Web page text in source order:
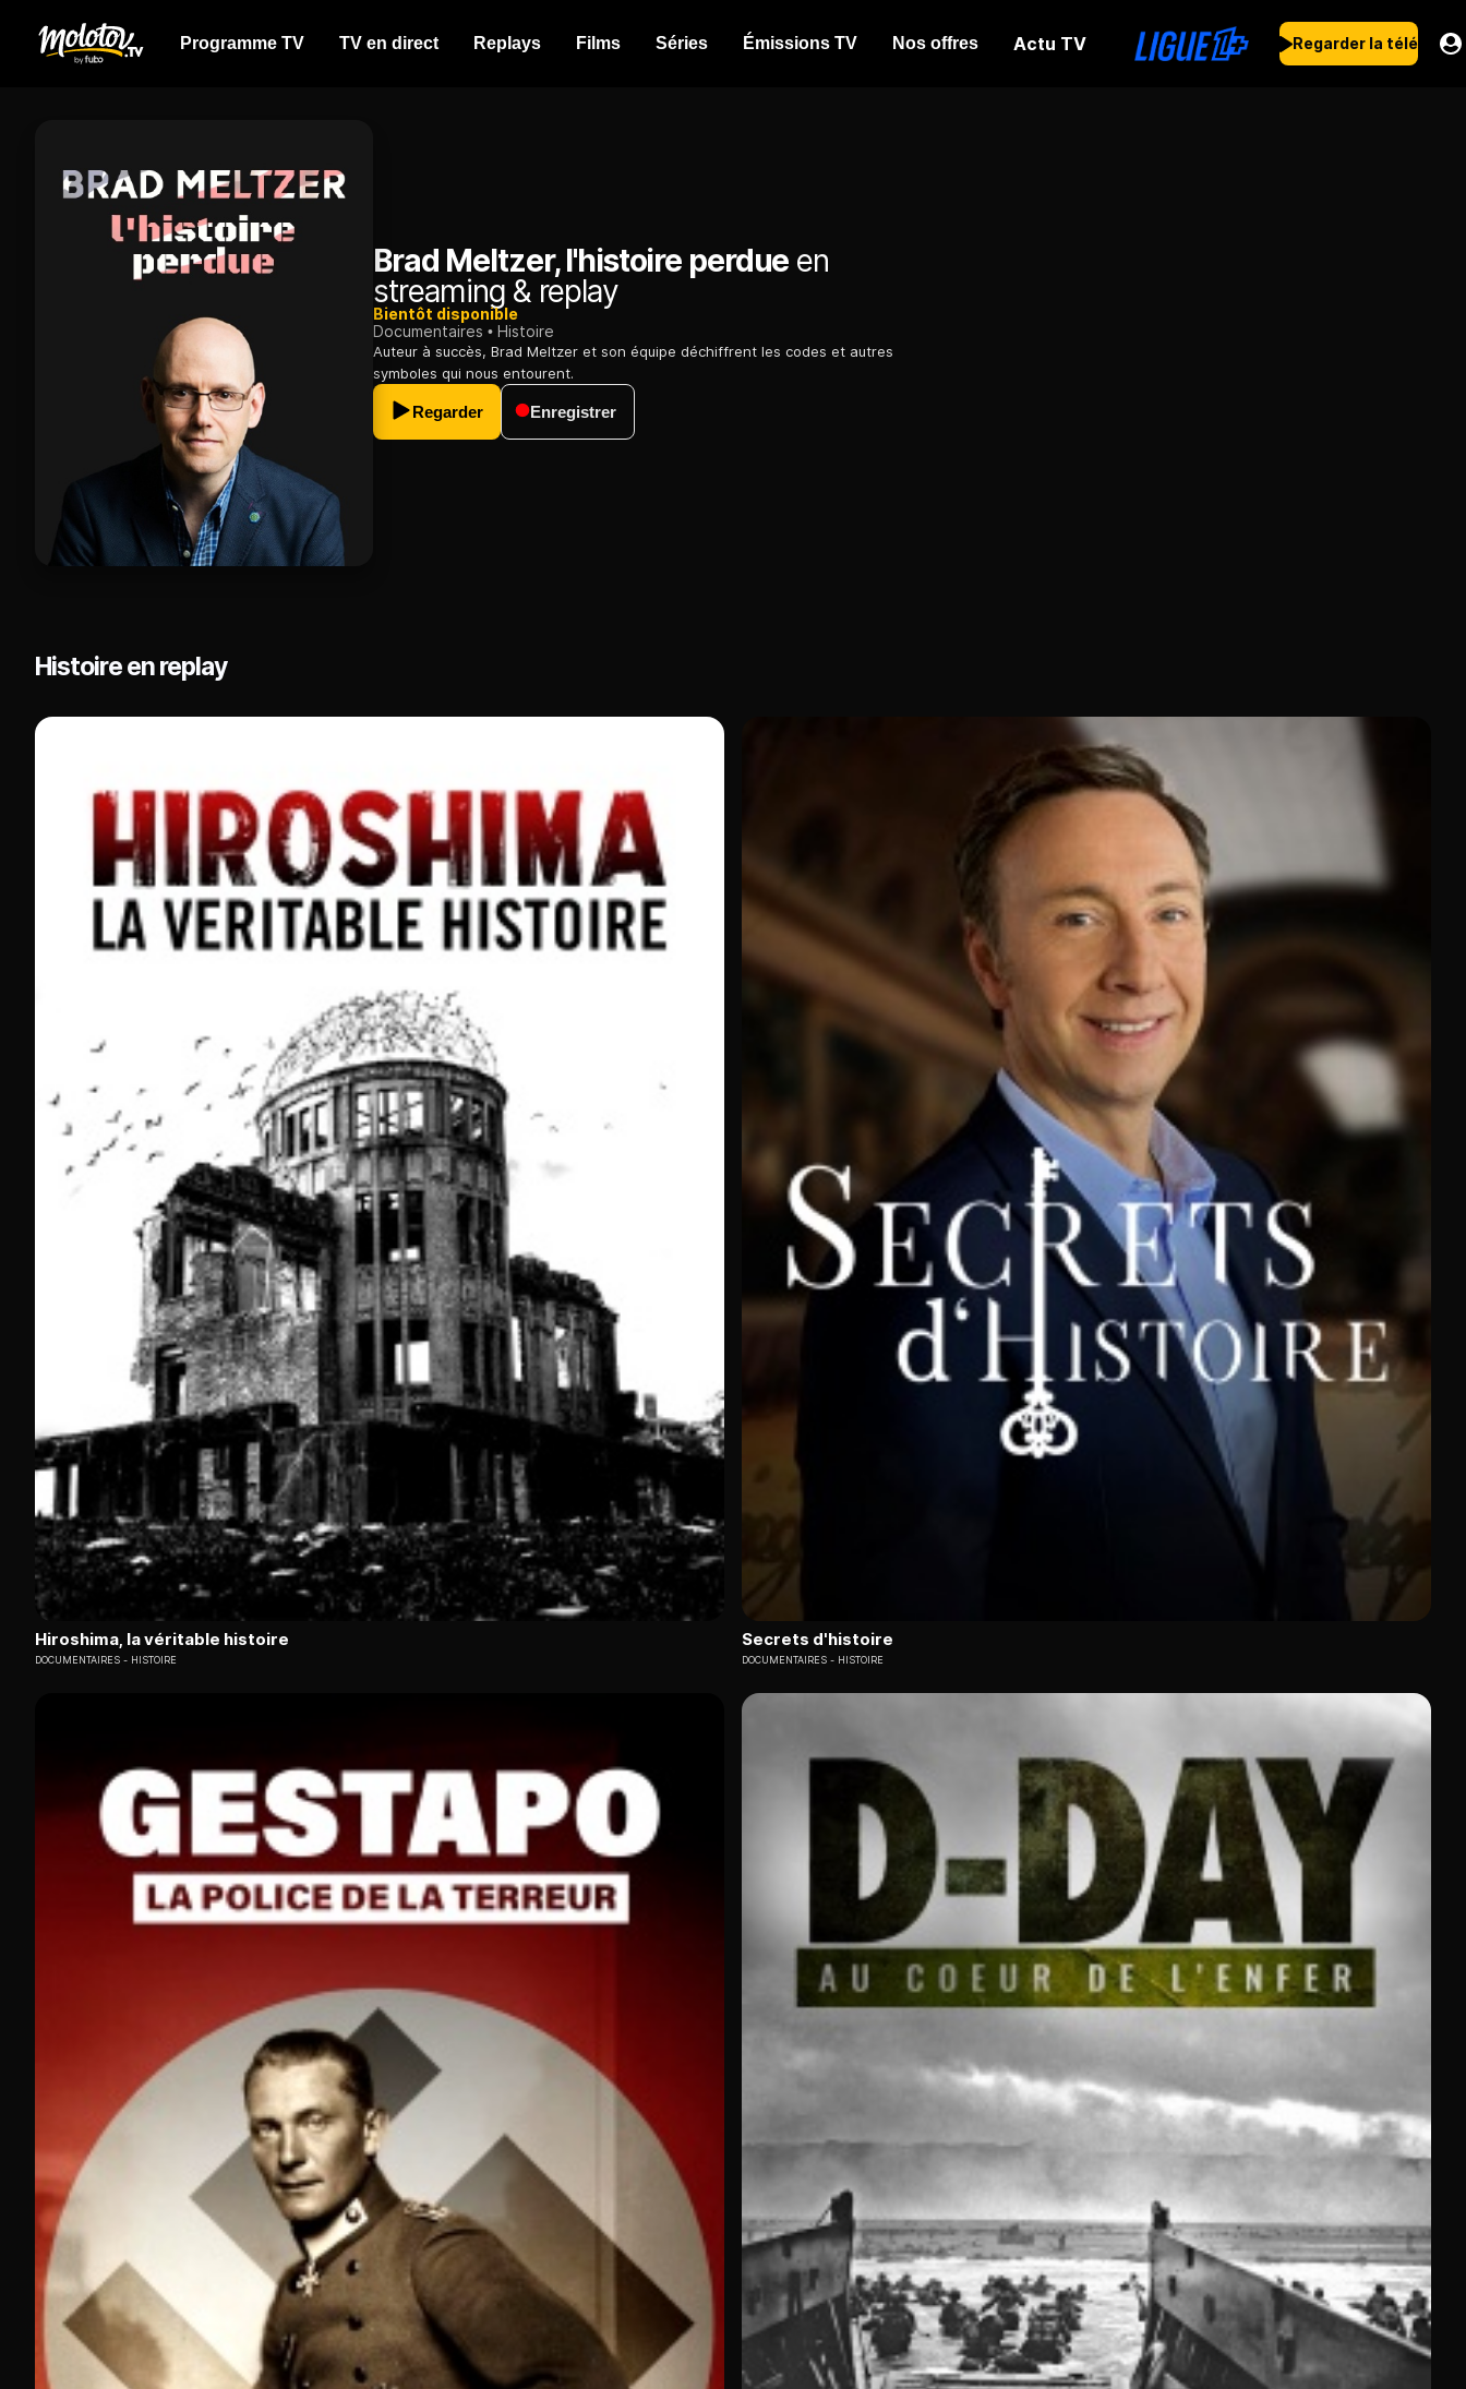
Programme TV TV en direct Replays Films Séries Émissions TV Nos offres Actu TV Regarder la télé
Brad Meltzer, l'histoire perdue en
streaming & replay
Bientôt disponible
Documentaires
Histoire
Auteur à succès, Brad Meltzer et son équipe déchiffrent les codes et autres
symboles qui nous entourent.
Regarder Enregistrer
Histoire en replay
Hiroshima, la véritable histoire
DOCUMENTAIRES HISTOIRE
Secrets d'histoire
DOCUMENTAIRES HISTOIRE